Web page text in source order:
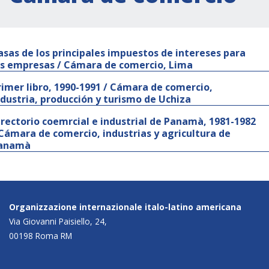
de los principales impuestos de intereses para
empresas / Cámara de comercio, Lima
libro, 1990-1991 / Cámara de comercio,
producción y turismo de Uchiza
coemrcial e industrial de Panamà, 1981-1982
de comercio, industrias y agricultura de
Organizzazione internazionale italo-latino americana
Via Giovanni Paisiello, 24,
00198 Roma RM